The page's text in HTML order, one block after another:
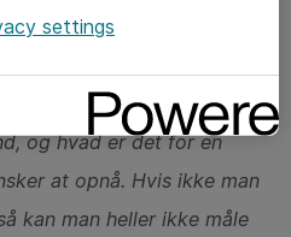
AI, men kun 20 procent
klart, hvorfor man vil
og hvad er det for en
at opnå. Hvis ikke man
kan man heller ikke måle
settings